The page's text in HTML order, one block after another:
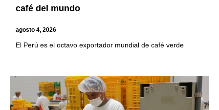
café del mundo
agosto 4, 2026
El Perú es el octavo exportador mundial de café verde